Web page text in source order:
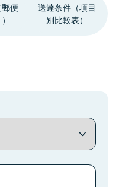
便
送達条件（項目
別比較表）